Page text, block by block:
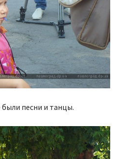
песни и танцы.